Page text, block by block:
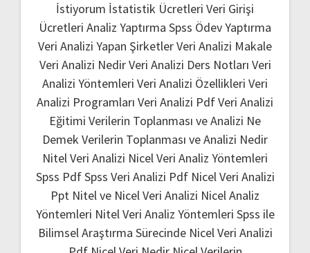
İstiyorum İstatistik Ücretleri Veri Girişi
Ücretleri Analiz Yaptırma Spss Ödev Yaptırma
Veri Analizi Yapan ŞirketlerVeri Analizi Makale
Veri Analizi NedirVeri Analizi Ders Notları Veri
Analizi Yöntemleri Veri Analizi Özellikleri Veri
Analizi Programları Veri Analizi PdfVeri Analizi
Eğitimi Verilerin Toplanması ve Analizi Ne
Demek Verilerin Toplanması ve Analizi Nedir
Nitel Veri Analizi Nicel Veri Analiz Yöntemleri
Spss PdfSpss Veri Analizi Pdf Nicel Veri Analizi
Ppt Nitel ve Nicel Veri Analizi Nicel Analiz
Yöntemleri Nitel Veri Analiz Yöntemleri Spss ile
Bilimsel Araştırma Sürecinde Nicel Veri Analizi